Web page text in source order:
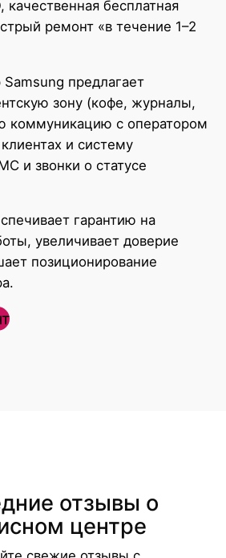
бесплатная
ремонт «в течение 1–2
предлагает
зону (кофе, журналы,
коммуникацию с оператором
и систему
и звонки о статусе
гарантию на
увеличивает доверие
позиционирование
отзывы о
центре